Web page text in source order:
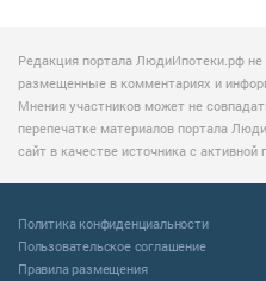
Редакция портала ЛюдиИпотеки.рф не
размещенные в комментариях и
Мнения участников может не
перепечатке материалов портала
сайт в качестве источника с активной
Политика конфиденциальности
Пользовательское соглашение
Правила размещения